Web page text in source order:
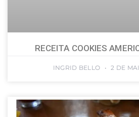
RECEITA COOKIES
INGRID BELLO 2 DE